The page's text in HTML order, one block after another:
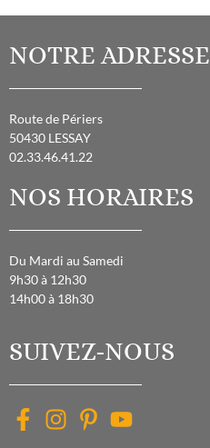
NOTRE ADRESSE
Route de Périers
50430 LESSAY
02.33.46.41.22
NOS HORAIRES
Du Mardi au Samedi
9h30 à 12h30
14h00 à 18h30
SUIVEZ-NOUS